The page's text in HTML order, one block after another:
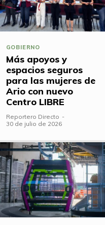
GOBIERNO
Más apoyos y
espacios seguros
para las mujeres de
Ario con nuevo
Centro LIBRE
Reportero Directo -
30 de julio de 2026